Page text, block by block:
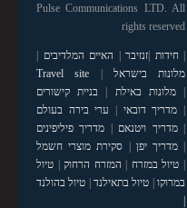
Pulse Communications LTD. All
rights reserved
|חידות זנזיבר האיים המלדיבים
מלונות בישראל
Travel site
|מלונות באילת
בניית קישורים
מדריך דובאי
ערי בירה בעולם
|מדריך ויטנאם
מדריך פיליפינים
|מדריך יפן
סקירת מוצרי חשמל
טיול במזרח המזרח הרחוק| טיול
במרוקו| טיול בתאילנד| טיול בהולנד